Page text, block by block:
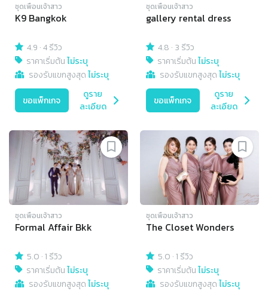
ชุดเพื่อนเจ้าสาว
K9 Bangkok
4.9 ·4 รีวิว
ราคาเริ่มต้นไม่ระบุ
รองรับแขกสูงสุดไม่ระบุ
ขอแพ็กเกจ
ดูราย
ละเอียด
ชุดเพื่อนเจ้าสาว
gallery rental dress
4.8 · 3 รีวิว
ราคาเริ่มต้นไม่ระบุ
รองรับแขกสูงสุดไม่ระบุ
ขอแพ็กเกจ
ดูราย
ละเอียด
ชุดเพื่อนเจ้าสาว
Formal Affair Bkk
5.0 ·1 รีวิว
ราคาเริ่มต้นไม่ระบุ
รองรับแขกสูงสุดไม่ระบุ
ชุดเพื่อนเจ้าสาว
The Closet Wonders
5.0 ·1 รีวิว
ราคาเริ่มต้นไม่ระบุ
รองรับแขกสูงสุดไม่ระบุ